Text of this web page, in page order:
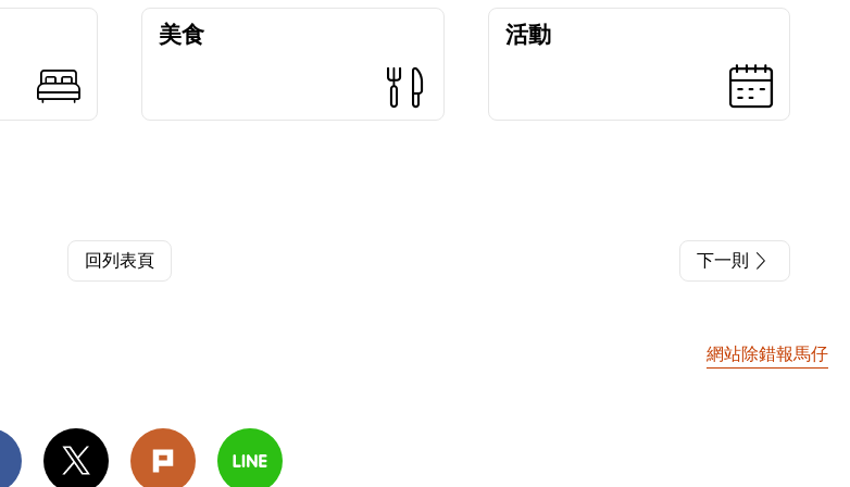
美食 活動
回列表頁 下一則
網站除錯報馬仔